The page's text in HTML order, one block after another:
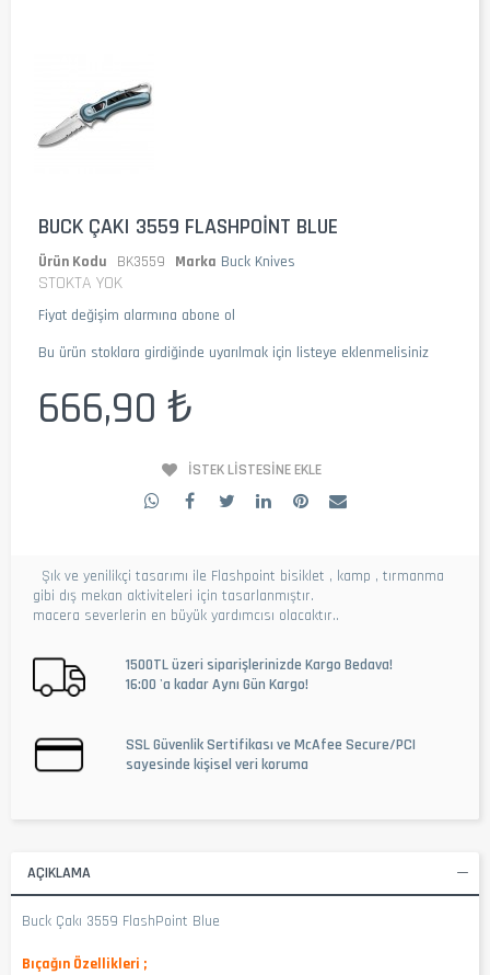
BUCK ÇAKI 3559 FLASHPOINT BLUE
Ürün Kodu BK3559 Marka Buck Knives
STOKTA YOK
Fiyat değişim alarmına abone ol
Bu ürün stoklara girdiğinde uyarılmak için listeye eklenmelisiniz
666,90 ₺
İSTEK LISTESINE EKLE
Şık ve yenilikçi tasarımı ile Flashpoint bisiklet , kamp , tırmanma
gibi dış mekan aktiviteleri için tasarlanmıştır.
macera severlerin en büyük yardımcısı olacaktır..
1500TL üzeri siparişlerinizde Kargo Bedava!
16:00 'a kadar Aynı Gün Kargo!
SSL Güvenlik Sertifikası ve McAfee Secure/PCI
sayesinde kişisel veri koruma
AÇIKLAMA
Buck Çakı 3559 FlashPoint Blue
Bıçağın Özellikleri ;